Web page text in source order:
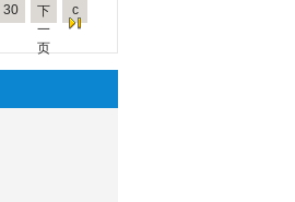
30
下
一
页
c